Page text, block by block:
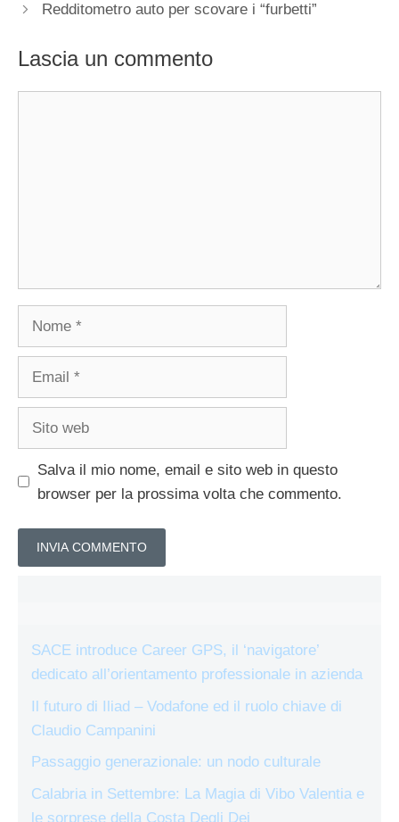
Redditometro auto per scovare i “furbetti”
Lascia un commento
Nome
Email
Sito
Salva il mio nome, email e sito web in questo
browser per la prossima volta che commento.
SACE introduce Career GPS, il ‘navigatore’
dedicato all’orientamento professionale in azienda
Il futuro di Iliad – Vodafone ed il ruolo chiave di
Claudio Campanini
Passaggio generazionale: un nodo culturale
Calabria in Settembre: La Magia di Vibo Valentia e
le sorprese della Costa Degli Dei